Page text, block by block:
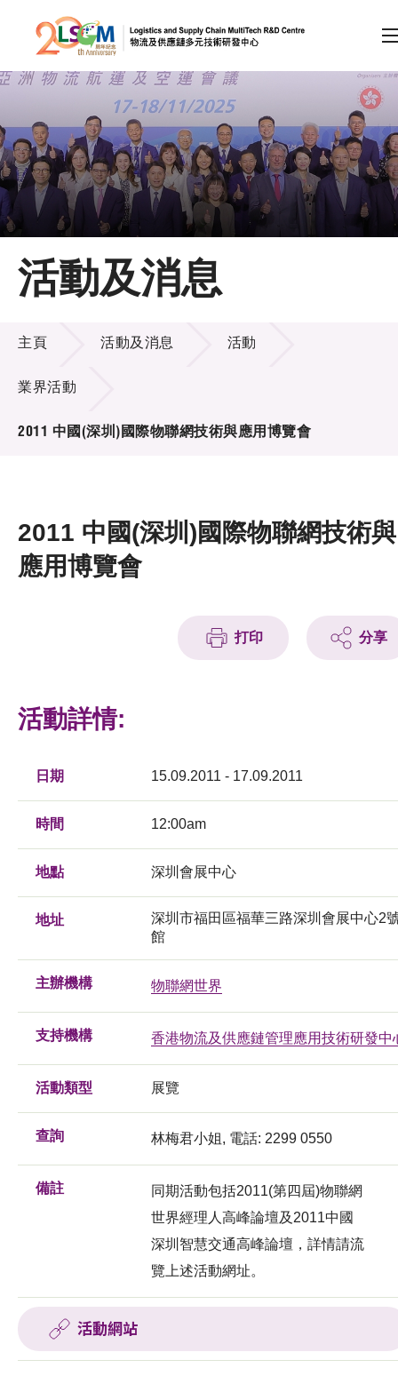
跳到內容（按回車鍵）
會員登入
A A EN 繁 简
主頁
關於LSCM
技術商品化
項目及資助計劃
新聞中心
活動及消息
活動及消息
主頁 活動及消息 活動
業界活動
2011 中國(深圳)國際物聯網技術與應用博覽會
2011 中國(深圳)國際物聯網技術與
應用博覽會
打印 分享
活動詳情:
日期 15.09.2011 - 17.09.2011
時間 12:00am
地點 深圳會展中心
地址
深圳市福田區福華三路深圳會展中心2
館
主辦機構 物聯網世界
支持機構 香港物流及供應鏈管理應用技術研發中
活動類型 展覽
查詢 林梅君小姐, 電話: 2299 0550
備註
同期活動包括2011(第四屆)物聯網
世界經理人高峰論壇及2011中國
深圳智慧交通高峰論壇，詳情請流
覽上述活動網址。
活動網站